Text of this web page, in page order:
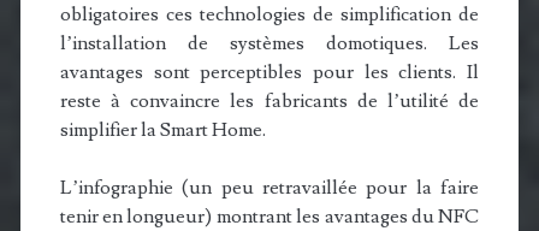
obligatoires ces technologies de simplification de
l’installation de systèmes domotiques. Les
avantages sont perceptibles pour les clients. Il
reste à convaincre les fabricants de l’utilité de
simplifier la Smart Home.
L’infographie (un peu retravaillée pour la faire
tenir en longueur) montrant les avantages du NFC